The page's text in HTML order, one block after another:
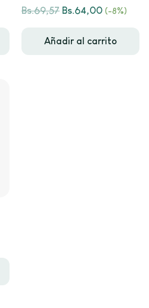
Bs.69,57 Bs.64,00 (-8%)
Añadir al carrito